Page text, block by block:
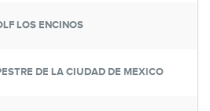
LOS ENCINOS
DE LA CIUDAD DE MEXICO